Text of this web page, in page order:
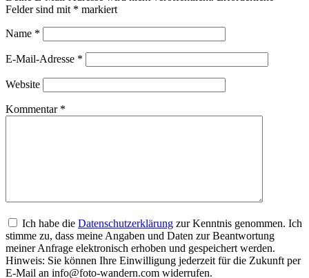
Felder sind mit * markiert
Name *
E-Mail-Adresse *
Website
Kommentar *
Ich habe die Datenschutzerklärung zur Kenntnis genommen. Ich
stimme zu, dass meine Angaben und Daten zur Beantwortung
meiner Anfrage elektronisch erhoben und gespeichert werden.
Hinweis: Sie können Ihre Einwilligung jederzeit für die Zukunft per
E-Mail an info@foto-wandern.com widerrufen.